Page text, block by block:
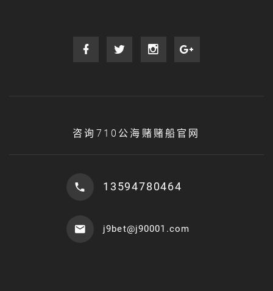
咨询710公海赌赌船官网
13594780464
j9bet@j90001.com